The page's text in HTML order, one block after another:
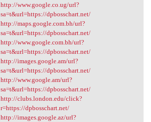
http://www.google.co.ug/url?
sa=t&url=https://dpbosschart.net/
http://maps.google.com.bh/url?
sa=t&url=https://dpbosschart.net/
http://www.google.com.bh/url?
sa=t&url=https://dpbosschart.net/
http://images.google.am/url?
sa=t&url=https://dpbosschart.net/
http://www.google.am/url?
sa=t&url=https://dpbosschart.net/
http://clubs.london.edu/click?
r=https://dpbosschart.net/
http://images.google.az/url?